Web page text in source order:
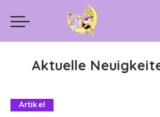
Aktuelle
Artikel